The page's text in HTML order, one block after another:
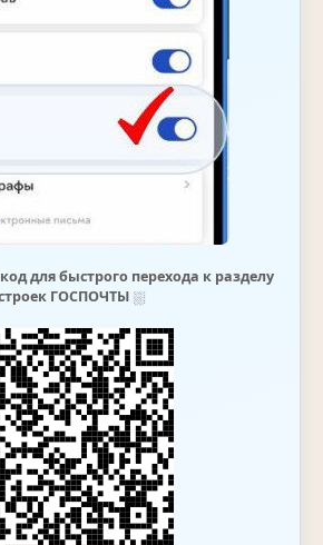
для быстрого перехода к разделу
ГОСПОЧТЫ⛆